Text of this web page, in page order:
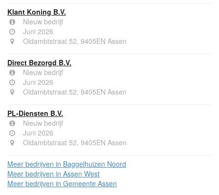
Klant Koning B.V.
Nieuw bedrijf
Juni 2026
Oldambtstraat 52, 9405EN Assen
Direct Bezorgd B.V.
Nieuw bedrijf
Juni 2026
Oldambtstraat 52, 9405EN Assen
PL-Diensten B.V.
Nieuw bedrijf
Juni 2026
Oldambtstraat 52, 9405EN Assen
Meer bedrijven in Baggelhuizen Noord
Meer bedrijven in Assen West
Meer bedrijven in Gemeente Assen